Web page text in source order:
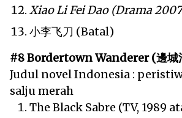
Xiao Li Fei Dao (Drama
小李飞刀 (Batal)
#8 Bordertown Wanderer (邊城
Judul novel Indonesia :
salju merah
The Black Sabre (TV, 1989